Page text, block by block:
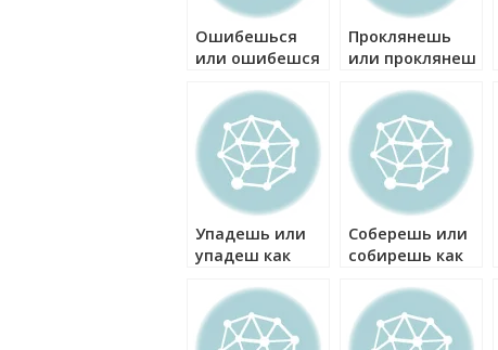
Ошибешься
или ошибешся
Проклянешь
или проклянеш
Упадешь или
упадеш как
Соберешь или
собирешь как